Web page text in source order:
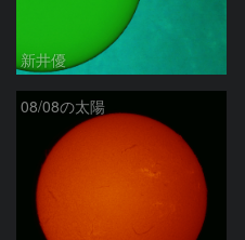
新井優
08/08の太陽